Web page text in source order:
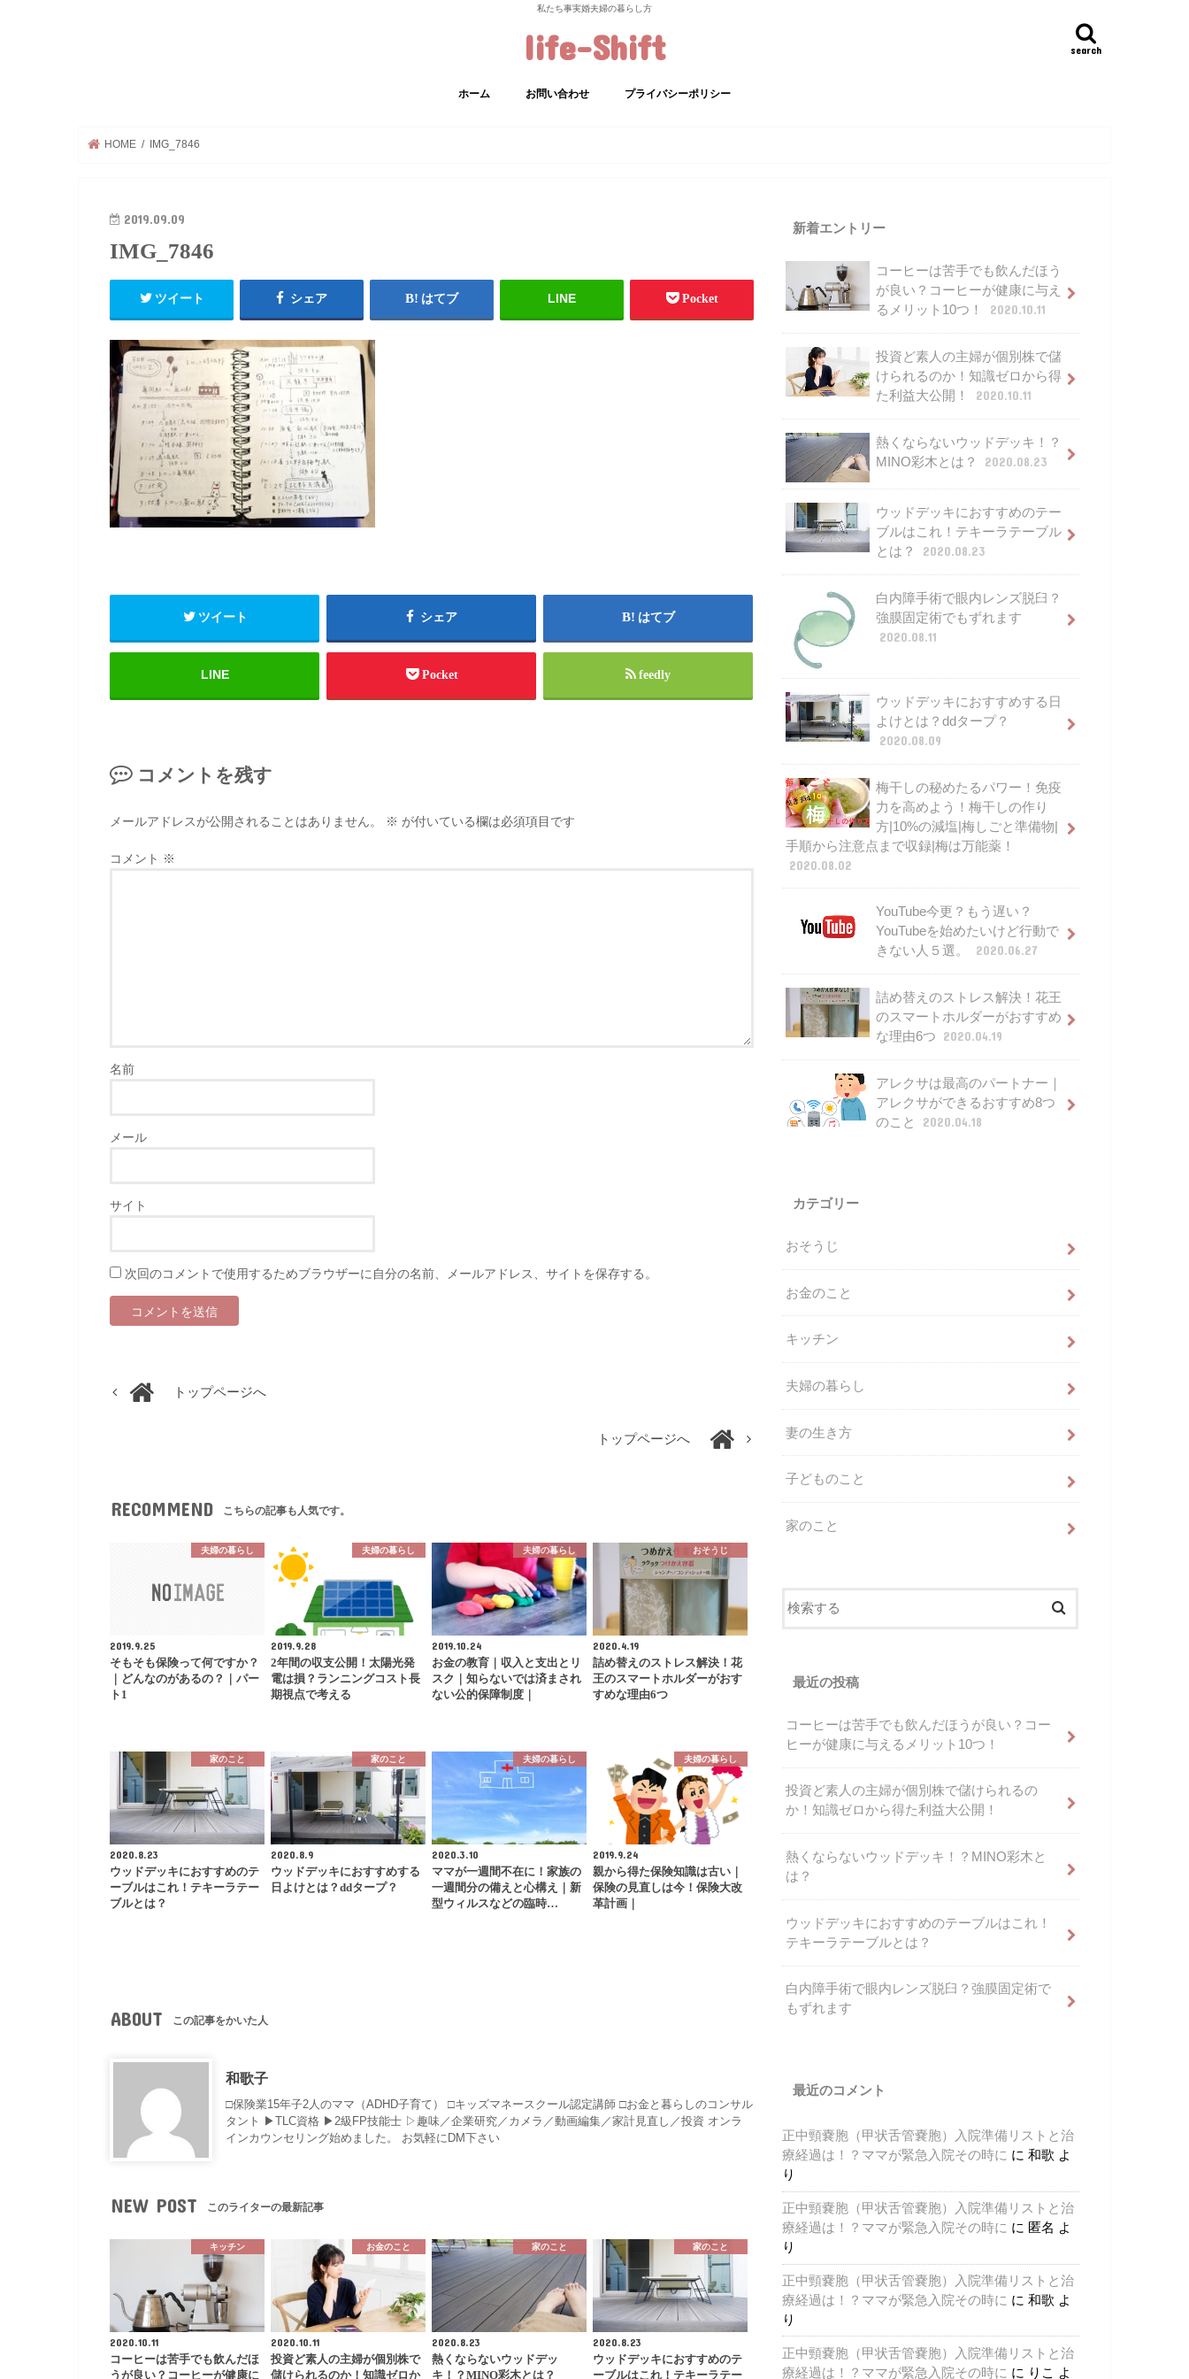
私たち事実婚夫婦の暮らし方
life-Shift search
ホーム お問い合わせ プライバシーポリシー
HOME IMG_7846
2019.09.09
IMG_7846
ツイート シェア はてブ LINE Pocket
ツイート シェア はてブ
LINE Pocket feedly
コメントを残す
メールアドレスが公開されることはありません。 ※ が付いている欄は必須項目です
コメント ※
名前
メール
サイト
次回のコメントで使用するためブラウザーに自分の名前、メールアドレス、サイトを保存する。
トップページへ
トップページへ
RECOMMEND こちらの記事も人気です。
夫婦の暮らし
2019.9.25
そもそも保険って何ですか？
｜どんなのがあるの？｜パー
ト1
夫婦の暮らし
2019.9.28
2年間の収支公開！太陽光発
電は損？ランニングコスト長
期視点で考える
夫婦の暮らし
2019.10.24
お金の教育｜収入と支出とリ
スク｜知らないでは済まされ
ない公的保障制度｜
おそうじ
2020.4.19
詰め替えのストレス解決！花
王のスマートホルダーがおす
すめな理由6つ
家のこと
2020.8.23
ウッドデッキにおすすめのテ
ーブルはこれ！テキーラテー
ブルとは？
家のこと
2020.8.9
ウッドデッキにおすすめする
日よけとは？ddタープ？
夫婦の暮らし
2020.3.10
ママが一週間不在に！家族の
一週間分の備えと心構え｜新
型ウィルスなどの臨時…
夫婦の暮らし
2019.9.24
親から得た保険知識は古い｜
保険の見直しは今！保険大改
革計画｜
ABOUT この記事をかいた人
和歌子
□保険業15年子2人のママ（ADHD子育て） □キッズマネースクール認定講師 □お金と暮らしのコンサル
タント ▶︎TLC資格 ▶︎2級FP技能士 ▷趣味／企業研究／カメラ／動画編集／家計見直し／投資 オンラ
インカウンセリング始めました。 お気軽にDM下さい
NEW POST このライターの最新記事
キッチン
2020.10.11
コーヒーは苦手でも飲んだほ
うが良い？コーヒーが健康に
お金のこと
2020.10.11
投資ど素人の主婦が個別株で
儲けられるのか！知識ゼロか
家のこと
2020.8.23
熱くならないウッドデッ
キ！？MINO彩木とは？
家のこと
2020.8.23
ウッドデッキにおすすめのテ
ーブルはこれ！テキーラテー
新着エントリー
コーヒーは苦手でも飲んだほう
が良い？コーヒーが健康に与え
るメリット10つ！
2020.10.11
投資ど素人の主婦が個別株で儲
けられるのか！知識ゼロから得
た利益大公開！
2020.10.11
熱くならないウッドデッキ！？
MINO彩木とは？
2020.08.23
ウッドデッキにおすすめのテー
ブルはこれ！テキーラテーブル
とは？
2020.08.23
白内障手術で眼内レンズ脱臼？
強膜固定術でもずれます
2020.08.11
ウッドデッキにおすすめする日
よけとは？ddタープ？
2020.08.09
梅干しの秘めたるパワー！免疫
力を高めよう！梅干しの作り
方|10%の減塩|梅しごと準備物|
手順から注意点まで収録|梅は万能薬！
2020.08.02
YouTube今更？もう遅い？
YouTubeを始めたいけど行動で
きない人５選。
2020.06.27
詰め替えのストレス解決！花王
のスマートホルダーがおすすめ
な理由6つ
2020.04.19
アレクサは最高のパートナー｜
アレクサができるおすすめ8つ
のこと
2020.04.18
カテゴリー
おそうじ
お金のこと
キッチン
夫婦の暮らし
妻の生き方
子どものこと
家のこと
最近の投稿
コーヒーは苦手でも飲んだほうが良い？コー
ヒーが健康に与えるメリット10つ！
投資ど素人の主婦が個別株で儲けられるの
か！知識ゼロから得た利益大公開！
熱くならないウッドデッキ！？MINO彩木と
は？
ウッドデッキにおすすめのテーブルはこれ！
テキーラテーブルとは？
白内障手術で眼内レンズ脱臼？強膜固定術で
もずれます
最近のコメント
正中頸嚢胞（甲状舌管嚢胞）入院準備リストと治
療経過は！？ママが緊急入院その時に に 和歌 よ
り
正中頸嚢胞（甲状舌管嚢胞）入院準備リストと治
療経過は！？ママが緊急入院その時に に 匿名 よ
り
正中頸嚢胞（甲状舌管嚢胞）入院準備リストと治
療経過は！？ママが緊急入院その時に に 和歌 よ
り
正中頸嚢胞（甲状舌管嚢胞）入院準備リストと治
療経過は！？ママが緊急入院その時に に りこ
よ